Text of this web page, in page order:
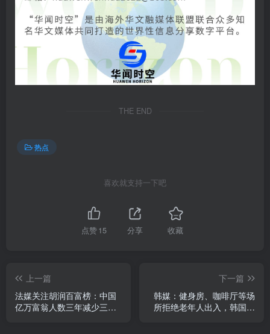
THE END
热点
喜欢就支持一下吧
点赞15 分享 收藏
上一篇
法媒关注胡润百富榜：中国
亿万富翁人数三年减少三分
下一篇
韩媒：健身房、咖啡厅等场
所拒绝老年人出入，韩国商